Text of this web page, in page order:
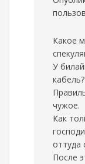
Какое
У
кабель?
чужое.
Как
оттуда
После